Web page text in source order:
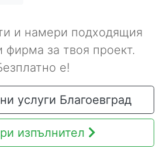
и намери подходящия
фирма за твоя проект.
е!
услуги Благоевград
изпълнител